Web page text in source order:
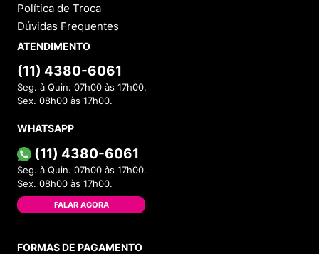
Política de Troca
Dúvidas Frequentes
ATENDIMENTO
(11) 4380-6061
Seg. à Quin. 07h00 às 17h00.
Sex. 08h00 às 17h00.
WHATSAPP
(11) 4380-6061
Seg. à Quin. 07h00 às 17h00.
Sex. 08h00 às 17h00.
FALAR AGORA
FORMAS DE PAGAMENTO